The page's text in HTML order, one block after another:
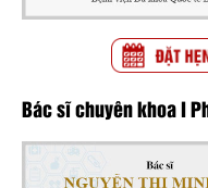
Bác sĩ chuyên khoa I